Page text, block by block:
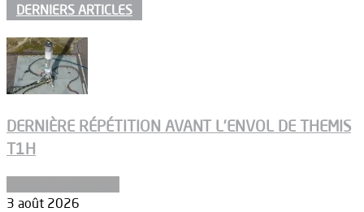
DERNIERS ARTICLES
DERNIÈRE RÉPÉTITION AVANT L’ENVOL DE THEMIS
T1H
3 août 2026